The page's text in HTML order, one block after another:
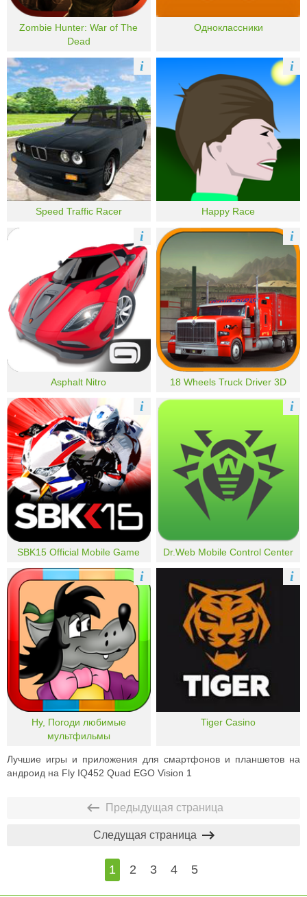
Zombie Hunter: War of The
Dead
Одноклассники
Speed Traffic Racer
i
Happy Race
i
Asphalt Nitro
i
18 Wheels Truck Driver 3D
i
SBK15 Official Mobile Game
i
Dr.Web Mobile Control Center
i
Ну, Погоди любимые
мультфильмы
i
Tiger Casino
i
Лучшие игры и приложения для смартфонов и планшетов на
андроид на Fly IQ452 Quad EGO Vision 1
Предыдущая страница
1 2 3 4 5
Следущая страница